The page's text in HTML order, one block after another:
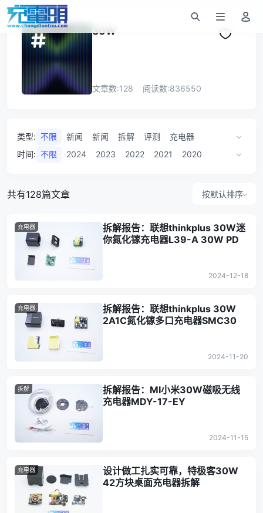
30W
文章数:128 阅读数:836550
类型: 不限 新闻 新闻 拆解 评测
充电器
充电器
移动电源 新品 手机
方案
时间: 不限 2024 2023 2022 2021
2020
共有128篇文章 按默认排序
充电器
拆解报告：联想thinkplus 30W迷
你氮化镓充电器L39-A 30W PD
2024-12-18
充电器
拆解报告：联想thinkplus 30W
2A1C氮化镓多口充电器SMC30
2024-11-20
拆解
拆解报告：MI小米30W磁吸无线
充电器MDY-17-EY
2024-11-15
充电器
设计做工扎实可靠，特极客30W
42方块桌面充电器拆解